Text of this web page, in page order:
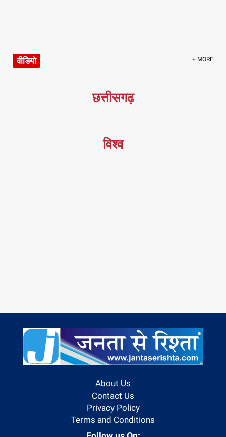
वीडियो + MORE
छत्तीसगढ़
विश्व
About Us
Contact Us
Privacy Policy
Terms and Conditions